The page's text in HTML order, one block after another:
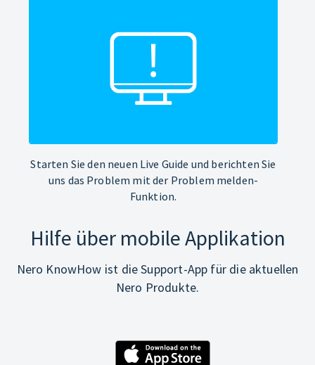
Starten Sie den neuen Live Guide und berichten Sie
uns das Problem mit der Problem melden-
Funktion.
Hilfe über mobile Applikation
Nero KnowHow ist die Support-App für die aktuellen
Nero Produkte.